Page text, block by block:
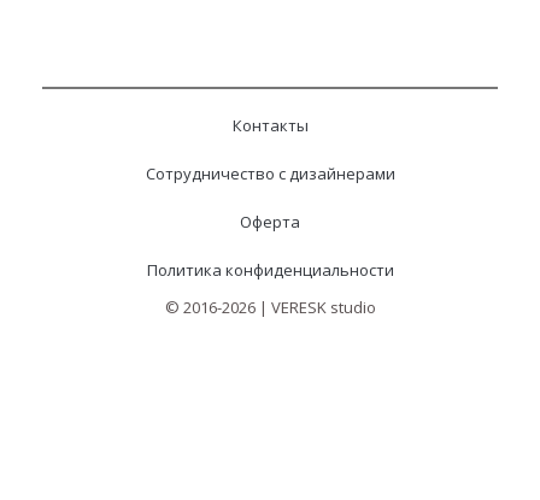
Контакты
Сотрудничество с дизайнерами
Оферта
Политика конфиденциальности
© 2016-2026 | VERESK studio